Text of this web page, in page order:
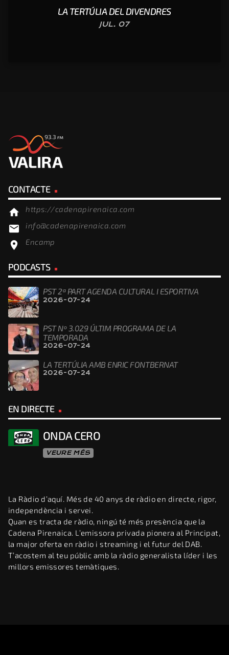
LA TERTÚLIA DEL DIVENDRES
JUL. 07
CONTACTE
home https://cadenapirenaica.com
email info@cadenapirenaica.com
location_on Encamp
PODCASTS
PST 2ª PART AGENDA CULTURAL I ESPORTIVA
2026-07-24
PST Nº 3.029 ÚLTIM PROGRAMA DE LA
TEMPORADA
2026-07-24
LA TERTÚLIA AMB ENRIC FONTBERNAT
2026-07-24
EN DIRECTE
ONDA CERO
VEURE MÉS
La Ràdio d’aquí. Més de 40 anys de ràdio en directe, rigor,
independència i servei.
Quan es tracta de ràdio, ningú té més presència que la
Cadena Pirenaica. L’emissora privada pionera al Principat,
la major oferta en ràdio i streaming i el futur del DAB.
T’acostem al teu públic amb la ràdio generalista líder i les
millors emissores temàtiques.